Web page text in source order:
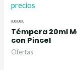
precios
Valorado
0
de
5
Témpera 20ml
con Pincel
Ofertas